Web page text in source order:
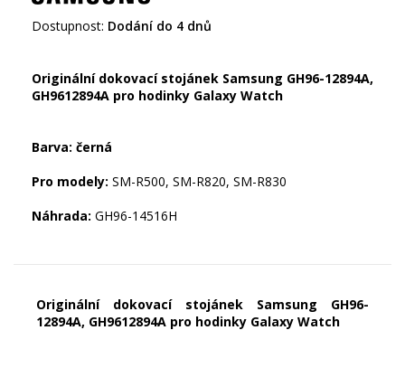
Dostupnost: Dodání do 4 dnů
Originální dokovací stojánek Samsung GH96-12894A,
GH9612894A pro hodinky Galaxy Watch
Pro modely:
Náhrada: GH96-14516H
Originální dokovací stojánek Samsung GH96-
12894A, GH9612894A pro hodinky Galaxy Watch